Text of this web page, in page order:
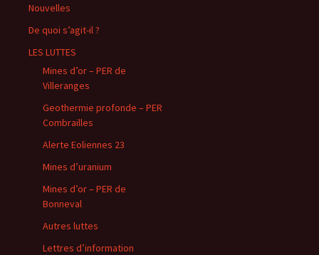
Nouvelles
De quoi s’agit-il ?
LES LUTTES
Mines d’or – PER de
Villeranges
Geothermie profonde – PER
Combrailles
Alerte Eoliennes 23
Mines d’uranium
Mines d’or – PER de
Bonneval
Autres luttes
Lettres d’information